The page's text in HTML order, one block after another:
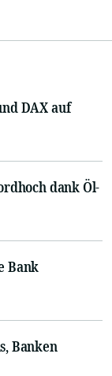
DAX auf
dank Öl-
Bank
Banken